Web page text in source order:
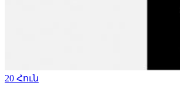
20 Հուն